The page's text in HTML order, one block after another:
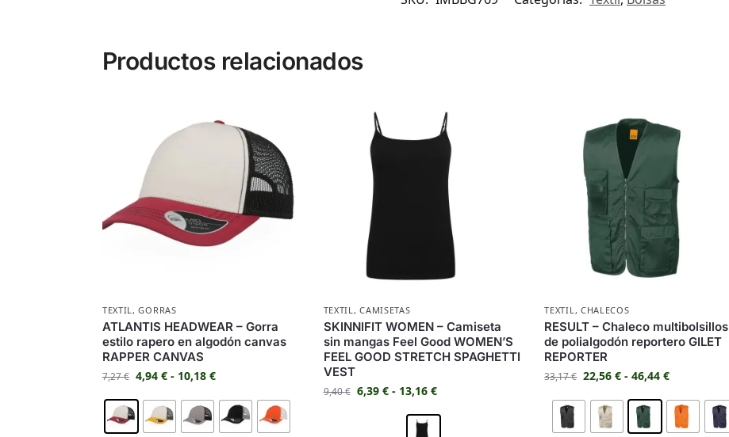
Productos relacionados
TEXTIL,GORRAS
ATLANTIS HEADWEAR – Gorra
estilo rapero en algodón canvas
RAPPER CANVAS
7,27€ 4,94 € - 10,18 €
TEXTIL,CAMISETAS
SKINNIFIT WOMEN – Camiseta
sin mangas Feel Good WOMEN’S
FEEL GOOD STRETCH SPAGHETTI
VEST
9,40€ 6,39 € - 13,16 €
TEXTIL, CHALECOS
RESULT – Chaleco multibolsillos
de polialgodón reportero GILET
REPORTER
33,17€ 22,56€ - 46,44€